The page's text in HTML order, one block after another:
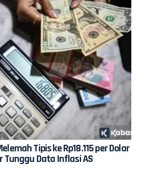
Tipis ke Rp18.115 per Dolar
Tunggu Data Inflasi AS